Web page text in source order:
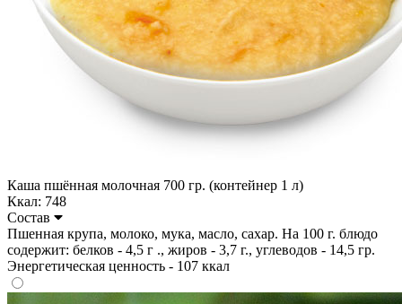
Каша пшённая молочная 700 гр. (контейнер 1 л)
Ккал: 748
Состав
Пшенная крупа, молоко, мука, масло, сахар. На 100 г. блюдо
содержит: белков - 4,5 г ., жиров - 3,7 г., углеводов - 14,5 гр.
Энергетическая ценность - 107 ккал